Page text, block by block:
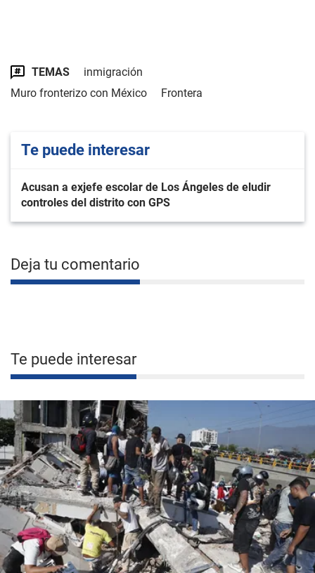
TEMAS
inmigración
Muro fronterizo con México
Frontera
Te puede interesar
Acusan a exjefe escolar de Los Ángeles de eludir
controles del distrito con GPS
Deja tu comentario
Te puede interesar